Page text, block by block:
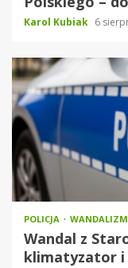
Karol Kubiak 6
POLICJA WANDALIZM
Wandal z
klimatyzator i